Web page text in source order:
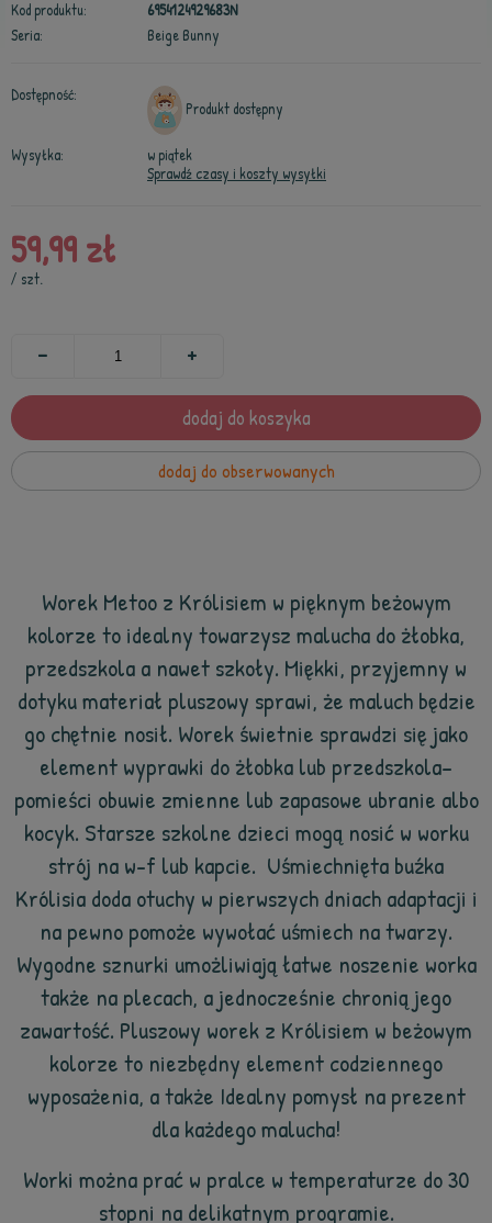
Kod produktu:
6954124929683N
Seria:
Beige Bunny
Dostępność:
Produkt dostępny
Wysyłka:
w piątek
Sprawdź czasy i koszty wysyłki
59,99 zł
/ szt.
dodaj do koszyka
dodaj do obserwowanych
Worek Metoo z Królisiem w pięknym beżowym
kolorze to idealny towarzysz malucha do żłobka,
przedszkola a nawet szkoły. Miękki, przyjemny w
dotyku materiał pluszowy sprawi, że maluch będzie
go chętnie nosił. Worek świetnie sprawdzi się jako
element wyprawki do żłobka lub przedszkola–
pomieści obuwie zmienne lub zapasowe ubranie albo
kocyk. Starsze szkolne dzieci mogą nosić w worku
strój na w-f lub kapcie. Uśmiechnięta buźka
Królisia doda otuchy w pierwszych dniach adaptacji i
na pewno pomoże wywołać uśmiech na twarzy.
Wygodne sznurki umożliwiają łatwe noszenie worka
także na plecach, a jednocześnie chronią jego
zawartość. Pluszowy worek z Królisiem w beżowym
kolorze to niezbędny element codziennego
wyposażenia, a także Idealny pomysł na prezent
dla każdego malucha!
Worki można prać w pralce w temperaturze do 30
stopni na delikatnym programie.